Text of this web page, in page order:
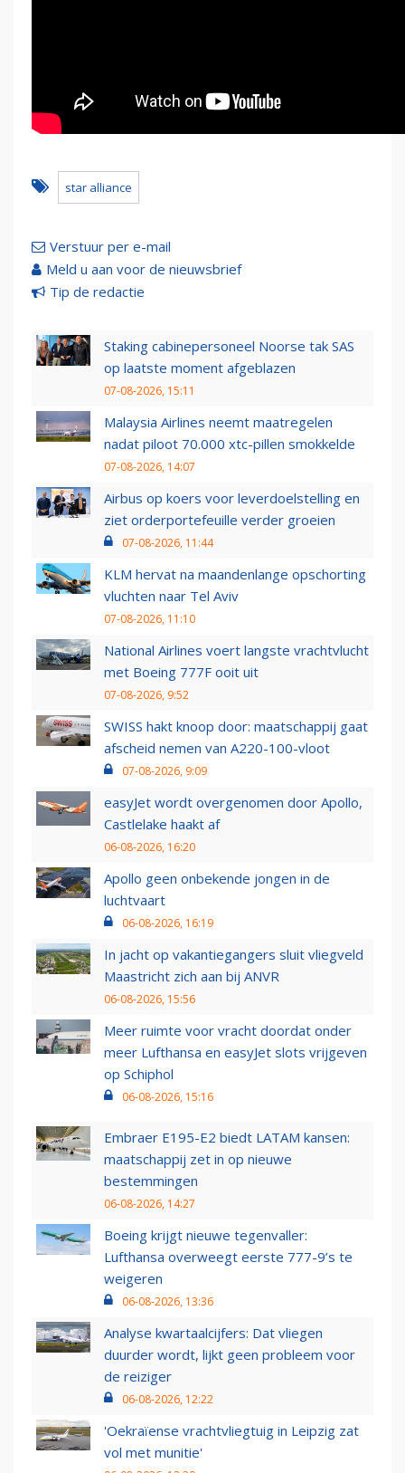
star alliance
Verstuur per e-mail
Meld u aan voor de nieuwsbrief
Tip de redactie
Staking cabinepersoneel Noorse tak SAS
op laatste moment afgeblazen
07-08-2026, 15:11
Malaysia Airlines neemt maatregelen
nadat piloot 70.000 xtc-pillen smokkelde
07-08-2026, 14:07
Airbus op koers voor leverdoelstelling en
ziet orderportefeuille verder groeien
07-08-2026, 11:44
KLM hervat na maandenlange opschorting
vluchten naar Tel Aviv
07-08-2026, 11:10
National Airlines voert langste vrachtvlucht
met Boeing 777F ooit uit
07-08-2026, 9:52
SWISS hakt knoop door: maatschappij gaat
afscheid nemen van A220-100-vloot
07-08-2026, 9:09
easyJet wordt overgenomen door Apollo,
Castlelake haakt af
06-08-2026, 16:20
Apollo geen onbekende jongen in de
luchtvaart
06-08-2026, 16:19
In jacht op vakantiegangers sluit vliegveld
Maastricht zich aan bij ANVR
06-08-2026, 15:56
Meer ruimte voor vracht doordat onder
meer Lufthansa en easyJet slots vrijgeven
op Schiphol
06-08-2026, 15:16
Embraer E195-E2 biedt LATAM kansen:
maatschappij zet in op nieuwe
bestemmingen
06-08-2026, 14:27
Boeing krijgt nieuwe tegenvaller:
Lufthansa overweegt eerste 777-9’s te
weigeren
06-08-2026, 13:36
Analyse kwartaalcijfers: Dat vliegen
duurder wordt, lijkt geen probleem voor
de reiziger
06-08-2026, 12:22
'Oekraïense vrachtvliegtuig in Leipzig zat
vol met munitie'